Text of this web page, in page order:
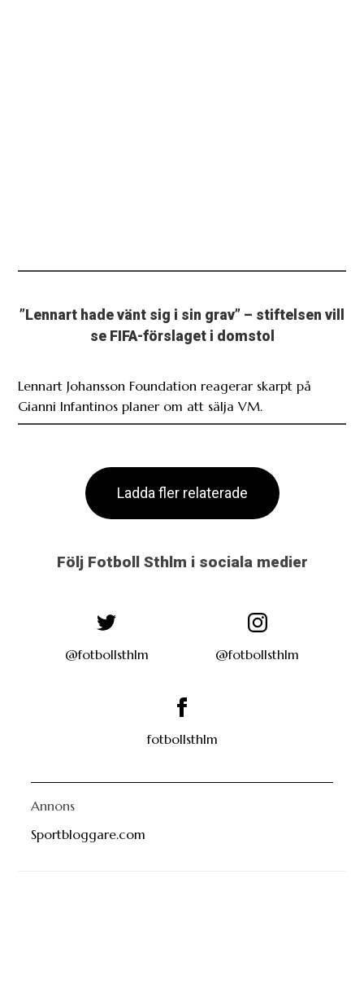
”Lennart hade vänt sig i sin grav” – stiftelsen vill
se FIFA-förslaget i domstol
Lennart Johansson Foundation reagerar skarpt på
Gianni Infantinos planer om att sälja VM.
Ladda fler relaterade
Följ Fotboll Sthlm i sociala medier
@fotbollsthlm @fotbollsthlm
fotbollsthlm
Annons
Sportbloggare.com